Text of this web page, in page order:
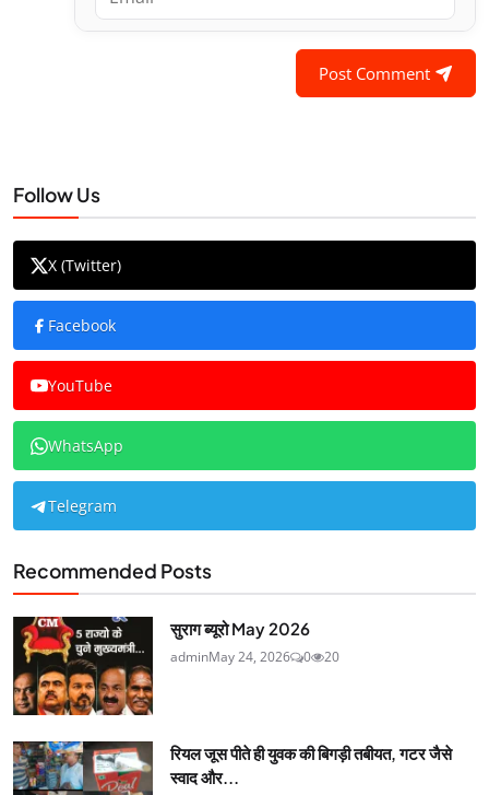
Post Comment
Follow Us
X (Twitter)
Facebook
YouTube
WhatsApp
Telegram
Recommended Posts
सुराग ब्यूरो May 2026
adminMay 24, 2026 0 20
रियल जूस पीते ही युवक की बिगड़ी तबीयत, गटर जैसे
स्वाद और...